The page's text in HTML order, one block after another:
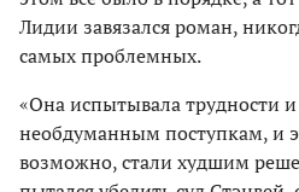
Лидии завязался роман,
самых проблемных.
«Она испытывала трудности
необдуманным поступкам, и
возможно, стали худшим